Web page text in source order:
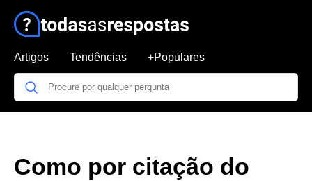
Artigos Tendências +Populares
Como por citação do